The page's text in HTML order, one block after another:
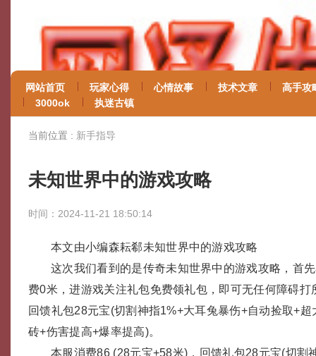
网站首页 玩家心得 心情故事 技术文章
高手攻
3000ok
执迷古镇
当前位置 : 新手指导
未知世界中的游戏攻略
时间：2024-11-21 18:50:14
本文由小编森耘郗未知世界中的游戏攻略
这次我们看到的是传奇未知世界中的游戏攻略，首
费0米，进游戏关注礼包免费领礼包，即可无任何障碍
回馈礼包28元宝(切割神指1%+大耳兔暴伤+自动捡取+
砖+伤害提高+爆率提高)。
本服消费86 (28元宝+58米)，回馈礼包28元宝(切割